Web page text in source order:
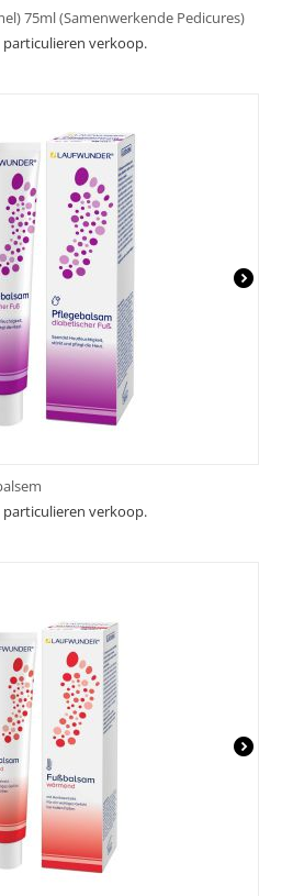
75ml (Samenwerkende Pedicures)
particulieren verkoop.
particulieren verkoop.